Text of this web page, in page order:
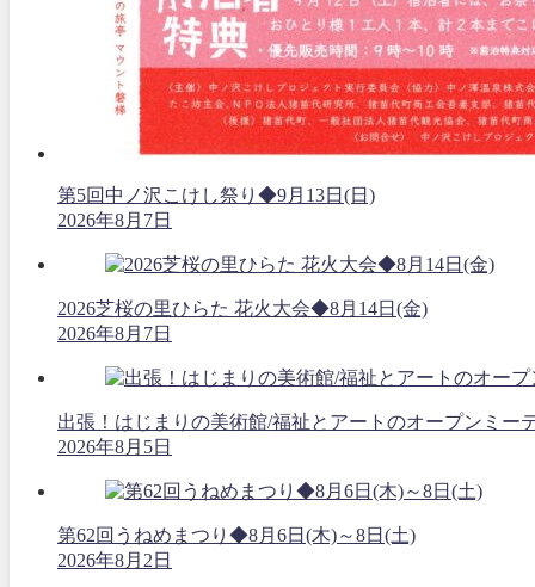
第5回中ノ沢こけし祭り◆9月13日(日)
2026年8月7日
2026芝桜の里ひらた 花火大会◆8月14日(金)
2026年8月7日
出張！はじまりの美術館/福祉とアートのオープンミー
2026年8月5日
第62回うねめまつり◆8月6日(木)～8日(土)
2026年8月2日